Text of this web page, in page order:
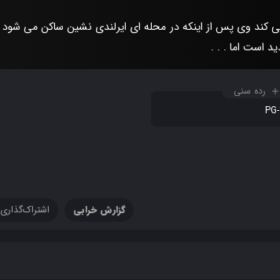
کند وی پس از اینکه در محله ای ایرلندی نشین ساکن می شود
است اما . . .
رده سنی
گزارش خرابی اشتراک‌گذاری